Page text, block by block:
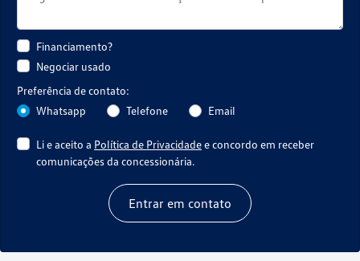
Financiamento?
Negociar usado
Preferência de contato:
Whatsapp
Telefone Email
Li e aceito a Política de Privacidadee concordo em receber
comunicações da concessionária.
Entrar em contato